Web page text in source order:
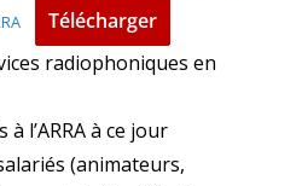
Télécharger
radiophoniques en
l’ARRA à ce jour
(animateurs,